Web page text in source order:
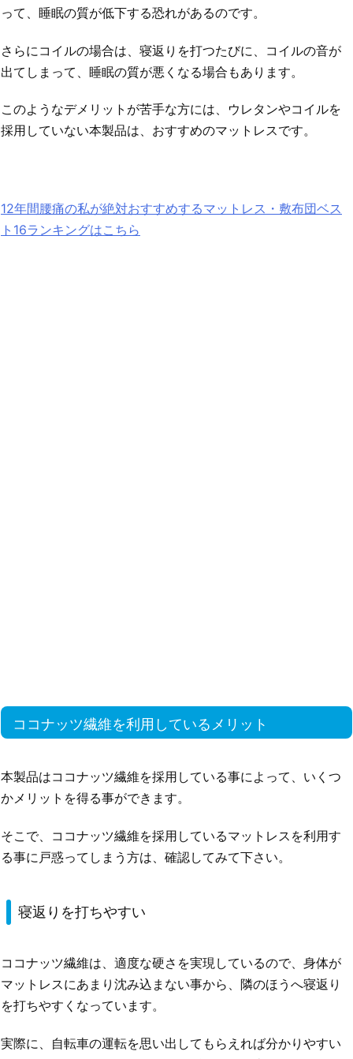
って、睡眠の質が低下する恐れがあるのです。
さらにコイルの場合は、寝返りを打つたびに、コイルの音が
出てしまって、睡眠の質が悪くなる場合もあります。
このようなデメリットが苦手な方には、ウレタンやコイルを
採用していない本製品は、おすすめのマットレスです。
12年間腰痛の私が絶対おすすめするマットレス・敷布団ベス
ト16ランキングはこちら
ココナッツ繊維を利用しているメリット
本製品はココナッツ繊維を採用している事によって、いくつ
かメリットを得る事ができます。
そこで、ココナッツ繊維を採用しているマットレスを利用す
る事に戸惑ってしまう方は、確認してみて下さい。
寝返りを打ちやすい
ココナッツ繊維は、適度な硬さを実現しているので、身体が
マットレスにあまり沈み込まない事から、隣のほうへ寝返り
を打ちやすくなっています。
実際に、自転車の運転を思い出してもらえれば分かりやすい